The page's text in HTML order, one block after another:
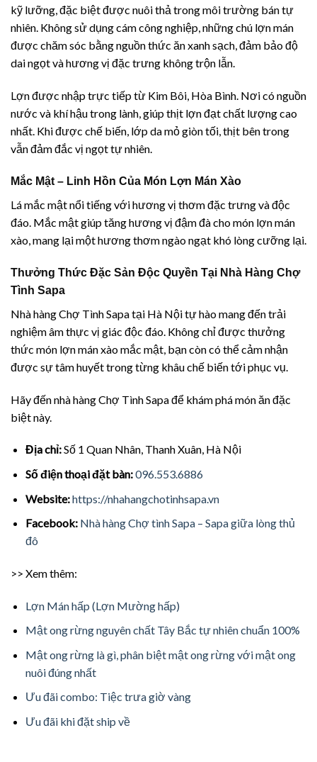
kỹ lưỡng, đặc biệt được nuôi thả trong môi trường bán tự
nhiên. Không sử dụng cám công nghiệp, những chú lợn mán
được chăm sóc bằng nguồn thức ăn xanh sạch, đảm bảo độ
dai ngọt và hương vị đặc trưng không trộn lẫn.
Lợn được nhập trực tiếp từ Kim Bôi, Hòa Bình. Nơi có nguồn
nước và khí hậu trong lành, giúp thịt lợn đạt chất lượng cao
nhất. Khi được chế biến, lớp da mỏ giòn tối, thịt bên trong
vẫn đảm đắc vị ngọt tự nhiên.
Mắc Mật – Linh Hồn Của Món Lợn Mán Xào
Lá mắc mật nổi tiếng với hương vị thơm đặc trưng và độc
đáo. Mắc mật giúp tăng hương vị đậm đà cho món lợn mán
xào, mang lại một hương thơm ngào ngạt khó lòng cưỡng lại.
Thưởng Thức Đặc Sản Độc Quyền Tại Nhà Hàng Chợ
Tình Sapa
Nhà hàng Chợ Tình Sapa tại Hà Nội tự hào mang đến trải
nghiệm âm thực vị giác độc đáo. Không chỉ được thưởng
thức món lợn mán xào mắc mật, bạn còn có thể cảm nhận
được sự tâm huyết trong từng khâu chế biến tới phục vụ.
Hãy đến nhà hàng Chợ Tình Sapa để khám phá món ăn đặc
biệt này.
Địa chỉ:Số 1 Quan Nhân, Thanh Xuân, Hà Nội
Số điện thoại đặt bàn:096.553.6886
Website:https://nhahangchotinhsapa.vn
Facebook: Nhà hàng Chợ tình Sapa – Sapa giữa lòng thủ
đô
>> Xem thêm:
Lợn Mán hấp (Lợn Mường hấp)
Mật ong rừng nguyên chất Tây Bắc tự nhiên chuẩn 100%
Mật ong rừng là gì, phân biệt mật ong rừng với mật ong
nuôi đúng nhất
Ưu đãi combo: Tiệc trưa giờ vàng
Ưu đãi khi đặt ship về